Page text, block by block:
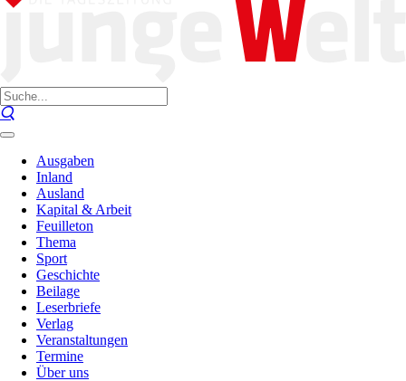
Ausgaben
Inland
Ausland
Kapital & Arbeit
Feuilleton
Thema
Sport
Geschichte
Beilage
Leserbriefe
Verlag
Veranstaltungen
Termine
Über uns